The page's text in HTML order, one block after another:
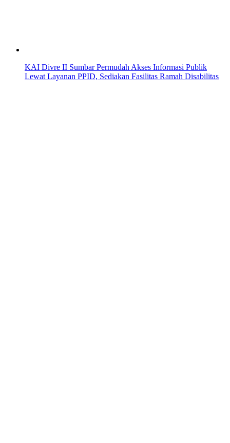
KAI Divre II Sumbar Permudah Akses Informasi Publik
Lewat Layanan PPID, Sediakan Fasilitas Ramah Disabilitas